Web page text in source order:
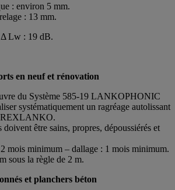
: environ 5 mm.
: 13 mm.
Δ Lw : 19 dB.
en neuf et rénovation
du Système 585-19 LANKOPHONIC
systématiquement un ragréage autolissant
doivent être sains, propres, dépoussiérés et
mois minimum – dallage : 1 mois minimum.
sous la règle de 2 m.
et planchers béton